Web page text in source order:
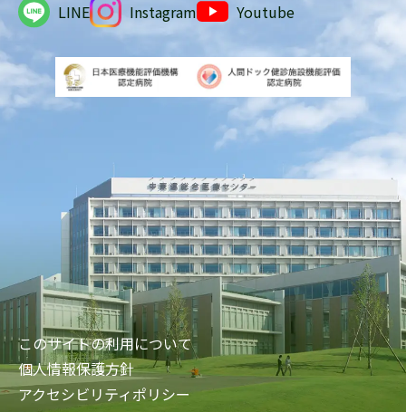
LINE Instagram Youtube
このサイトの利用について
個人情報保護方針
アクセシビリティポリシー